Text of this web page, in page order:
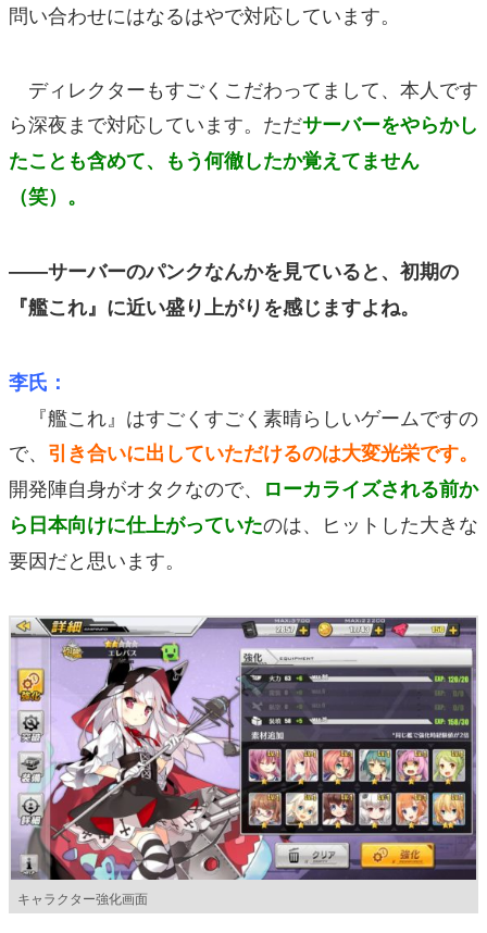
問い合わせにはなるはやで対応しています。
ディレクターもすごくこだわってまして、本人です
ら深夜まで対応しています。ただサーバーをやらかし
たことも含めて、もう何徹したか覚えてません
（笑）。
――サーバーのパンクなんかを見ていると、初期の
『艦これ』に近い盛り上がりを感じますよね。
李氏：
『艦これ』はすごくすごく素晴らしいゲームですの
で、 引き合いに出していただけるのは大変光栄です。
開発陣自身がオタクなので、
ローカライズされる前か
ら日本向けに仕上がっていたのは、ヒットした大きな
要因だと思います。
キャラクター強化画面